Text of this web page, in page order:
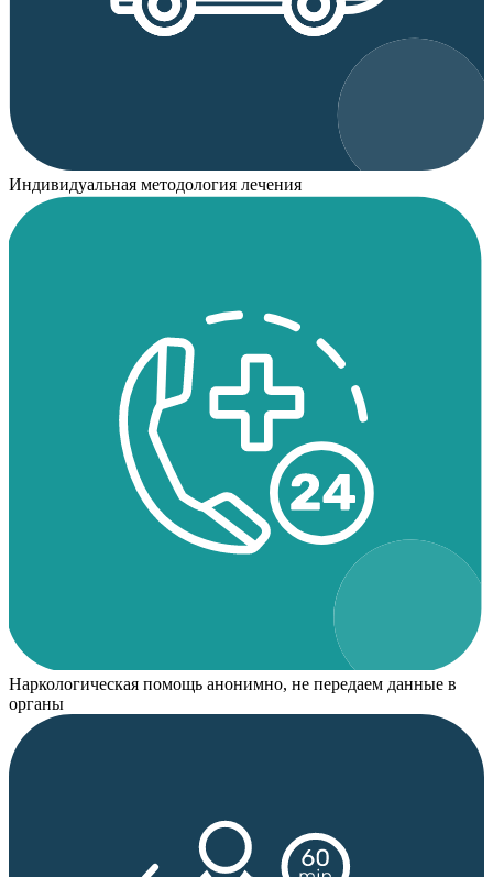
Индивидуальная методология лечения
Наркологическая помощь анонимно, не передаем данные в
органы